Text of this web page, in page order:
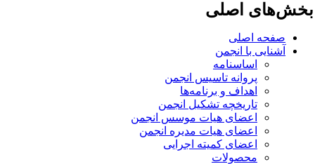
اصلی
صفحه اصلی
آشنایی با انجمن
اساسنامه
پروانه تاسیس انجمن
اهداف و برنامه‌ها
تاریخچه تشکیل انجمن
اعضای هیات موسس انجمن
اعضای هیات مدیره انجمن
اعضای کمیته اجرایی
محصولات